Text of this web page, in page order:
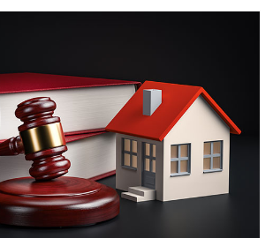
Смотреть дело